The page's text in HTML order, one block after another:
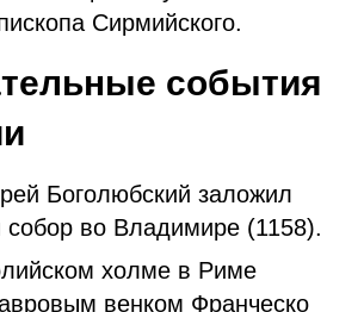
Сирмийского.
события
Боголюбский заложил
собор во Владимире (1158).
холме в Риме
венком Франческо